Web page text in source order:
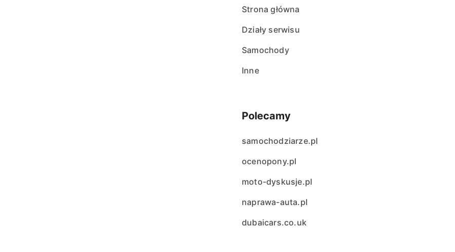
Strona główna
Działy serwisu
Samochody
Inne
Polecamy
samochodziarze.pl
ocenopony.pl
moto-dyskusje.pl
naprawa-auta.pl
dubaicars.co.uk